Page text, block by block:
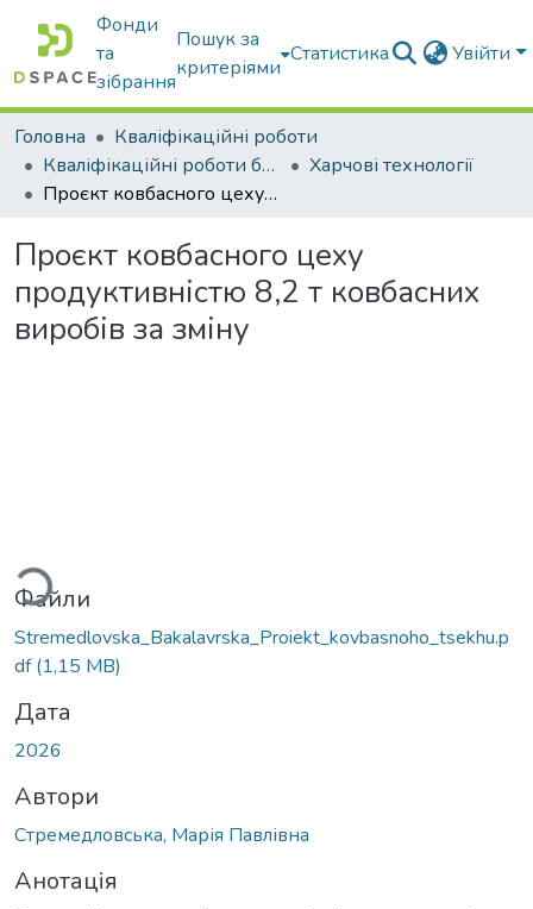
Фонди
та
зібрання
Пошук за
критеріями
Статистика Увійти
Головна
Кваліфікаційні роботи
Кваліфікаційні роботи бакалаврів
Харчові технології
Проєкт ковбасного цеху продуктивністю 8,2 т ковбасних виробів за зміну
Проєкт ковбасного цеху
продуктивністю 8,2 т ковбасних
виробів за зміну
Файли
Stremedlovska_Bakalavrska_Proiekt_kovbasnoho_tsekhu.p
df(1,15 MB)
Дата
2026
Автори
Стремедловська, Марія Павлівна
Анотація